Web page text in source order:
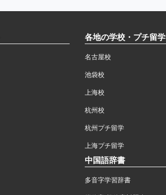
各地の学校・プチ留学
名古屋校
池袋校
上海校
杭州校
杭州プチ留学
上海プチ留学
中国語辞書
多音字学習辞書